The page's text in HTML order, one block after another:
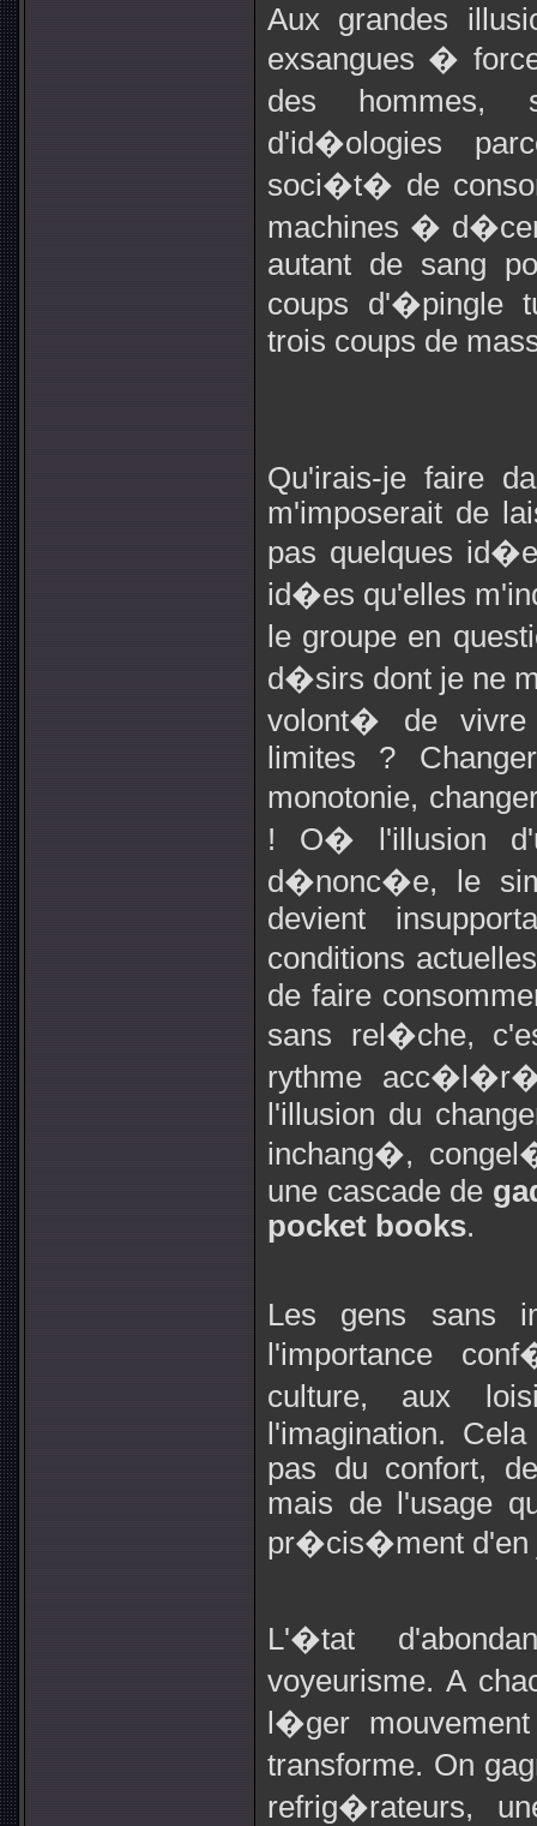
Aux grandes
exsangues �
des hommes,
d'id�ologies
soci�t� de
machines �
autant de sang
coups d'�pingle
trois coups de
Qu'irais-je faire
m'imposerait de
pas quelques
id�es qu'elles
le groupe en
d�sirs dont je ne
volont� de vivre
limites ?
monotonie,
! O� l'illusion
d�nonc�e, le
devient
conditions
de faire
sans rel�che,
rythme
l'illusion du
inchang�,
une cascade de
pocket books.
Les gens sans
l'importance
culture, aux
l'imagination.
pas du confort,
mais de l'usage
pr�cis�ment d'en
L'�tat
voyeurisme. A
l�ger
transforme. On
refrig�rateurs,